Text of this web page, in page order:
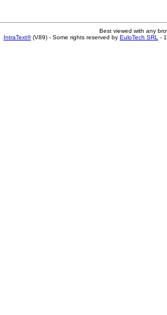
Best viewed with any
IntraText®(V89) - Some rights reserved by EuloTech SRL -